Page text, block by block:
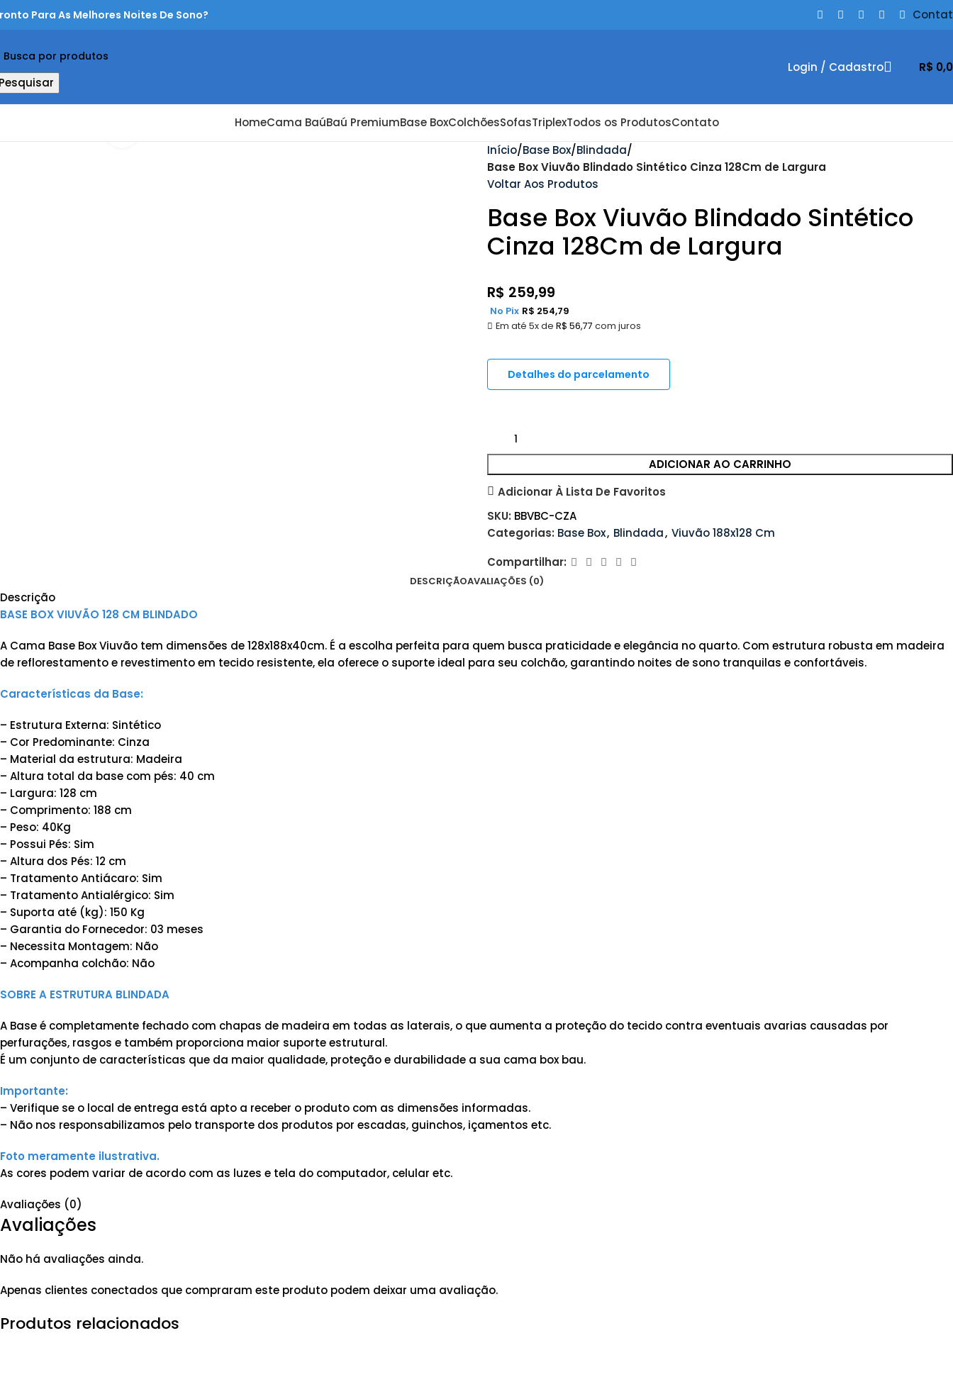
Para As Melhores Noites De Sono?
Login / Cadastro R$
HomeCama BaúBaú PremiumBase BoxColchõesSofasTriplexTodos os ProdutosContato
Clique Para Ampliar
Início Base Box Blindada
Base Box Viuvão Blindado Sintético Cinza 128Cm de Largura
Voltar Aos Produtos
Base Box Viuvão Blindado Sintético
Cinza 128Cm de Largura
R$ 259,99
Em até 5x de R$ 56,77 com juros
No Pix R$ 254,79
Detalhes do parcelamento
ADICIONAR AO CARRINHO
Adicionar À Lista De Favoritos
SKU: BBVBC-CZA
Categorias: Base Box, Blindada, Viuvão 188x128 Cm
Compartilhar:
DESCRIÇÃOAVALIAÇÕES (0)
Descrição
BASE BOX VIUVÃO 128 CM BLINDADO
A Cama Base Box Viuvão tem dimensões de 128x188x40cm. É a escolha perfeita para quem busca praticidade e elegância no quarto. Com estrutura robusta em madeira
de reflorestamento e revestimento em tecido resistente, ela oferece o suporte ideal para seu colchão, garantindo noites de sono tranquilas e confortáveis.
Características da Base:
– Estrutura Externa: Sintético
– Cor Predominante: Cinza
– Material da estrutura: Madeira
– Altura total da base com pés: 40 cm
– Largura: 128 cm
– Comprimento: 188 cm
– Peso: 40Kg
– Possui Pés: Sim
– Altura dos Pés: 12 cm
– Tratamento Antiácaro: Sim
– Tratamento Antialérgico: Sim
– Suporta até (kg): 150 Kg
– Garantia do Fornecedor: 03 meses
– Necessita Montagem: Não
– Acompanha colchão: Não
SOBRE A ESTRUTURA BLINDADA
A Base é completamente fechado com chapas de madeira em todas as laterais, o que aumenta a proteção do tecido contra eventuais avarias causadas por
perfurações, rasgos e também proporciona maior suporte estrutural.
É um conjunto de características que da maior qualidade, proteção e durabilidade a sua cama box bau.
Importante:
– Verifique se o local de entrega está apto a receber o produto com as dimensões informadas.
– Não nos responsabilizamos pelo transporte dos produtos por escadas, guinchos, içamentos etc.
Foto meramente ilustrativa.
As cores podem variar de acordo com as luzes e tela do computador, celular etc.
Avaliações (0)
Avaliações
Não há avaliações ainda.
Apenas clientes conectados que compraram este produto podem deixar uma avaliação.
Produtos relacionados